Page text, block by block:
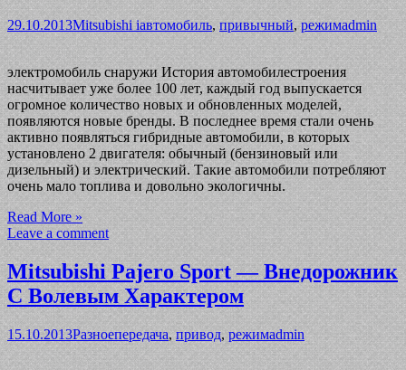
29.10.2013Mitsubishi iавтомобиль, привычный,режимadmin
электромобиль снаружи История автомобилестроения
насчитывает уже более 100 лет, каждый год выпускается
огромное количество новых и обновленных моделей,
появляются новые бренды. В последнее время стали очень
активно появляться гибридные автомобили, в которых
установлено 2 двигателя: обычный (бензиновый или
дизельный) и электрический. Такие автомобили потребляют
очень мало топлива и довольно экологичны.
Read More »
Leave a comment
Mitsubishi Pajero Sport — Внедорожник
С Волевым Характером
15.10.2013Разноепередача, привод,режимadmin